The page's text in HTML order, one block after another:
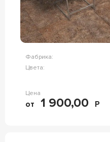
Фабрика:
Цвета:
Цена
от 1 900,00 Р